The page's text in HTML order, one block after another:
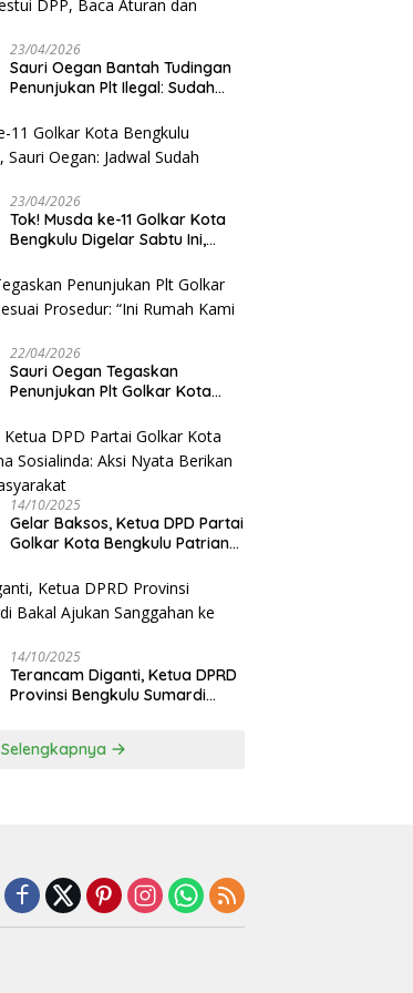
23/04/2026
Sauri Oegan Bantah Tudingan
Penunjukan Plt Ilegal: Sudah
Jangan Asbun!
23/04/2026
‎Tok! Musda ke-11 Golkar Kota
Bengkulu Digelar Sabtu Ini,
Disetujui
22/04/2026
Sauri Oegan Tegaskan
Penunjukan Plt Golkar Kota
Rumah Kami Sendiri”
14/10/2025
‎Gelar Baksos, Ketua DPD Partai
Golkar Kota Bengkulu Patriana
Manfaat bagi Masyarakat
14/10/2025
Terancam Diganti, Ketua DPRD
Provinsi Bengkulu Sumardi
Selengkapnya